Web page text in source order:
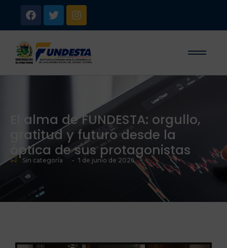
El alma de FUNDESTA: orgullo,
gratitud y futuro desde la
óptica de sus protagonistas
Sin categoría - 1 de junio de 2026 -